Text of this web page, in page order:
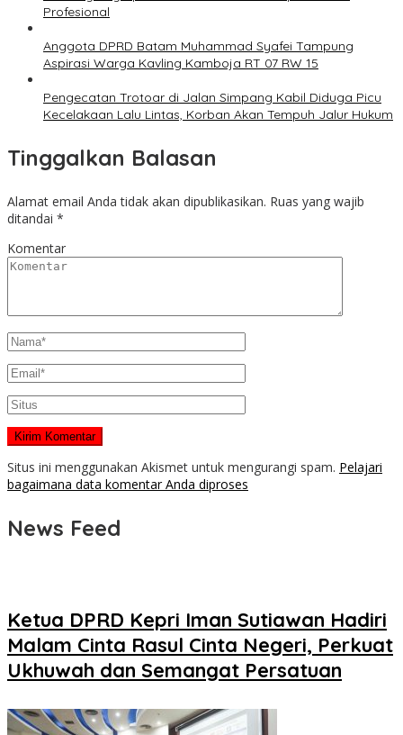
Profesional
Anggota DPRD Batam Muhammad Syafei Tampung
Aspirasi Warga Kavling Kamboja RT 07 RW 15
Pengecatan Trotoar di Jalan Simpang Kabil Diduga Picu
Kecelakaan Lalu Lintas, Korban Akan Tempuh Jalur Hukum
Tinggalkan Balasan
Alamat email Anda tidak akan dipublikasikan. Ruas yang wajib
ditandai *
Komentar
Situs ini menggunakan Akismet untuk mengurangi spam. Pelajari
bagaimana data komentar Anda diproses
News Feed
Ketua DPRD Kepri Iman Sutiawan Hadiri
Malam Cinta Rasul Cinta Negeri, Perkuat
Ukhuwah dan Semangat Persatuan